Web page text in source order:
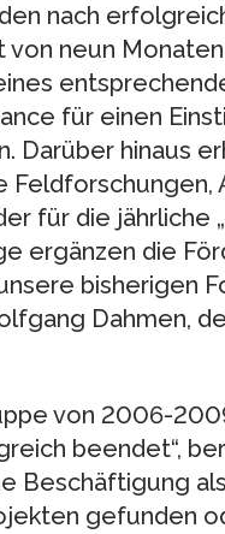
nach
neun
für einen
Darüber hinaus
für die jährliche
ergänzen die
bisherigen
Dahmen,
von 2006-
beendet“,
Beschäftigung
gefunden